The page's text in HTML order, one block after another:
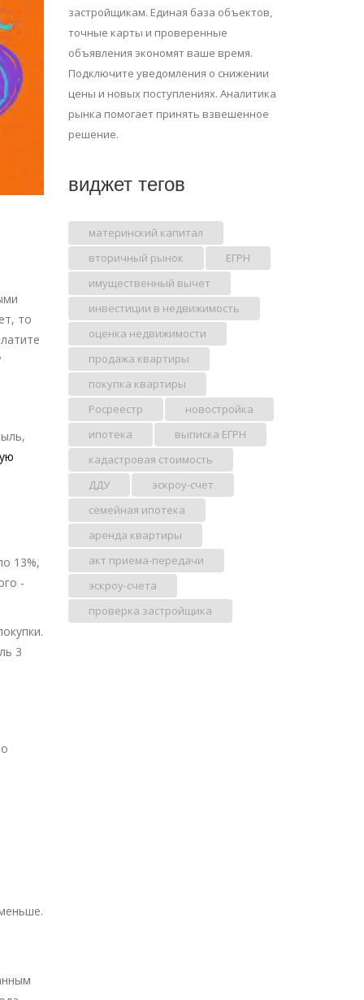
то
13%,
-
3
застройщикам. Единая база объектов,
точные карты и проверенные
объявления экономят ваше время.
Подключите уведомления о снижении
цены и новых поступлениях. Аналитика
рынка помогает принять взвешенное
решение.
виджет тегов
материнский капитал
вторичный рынок
ЕГРН
имущественный вычет
инвестиции в недвижимость
оценка недвижимости
продажа квартиры
покупка квартиры
Росреестр
новостройка
ипотека
выписка ЕГРН
кадастровая стоимость
ДДУ
эскроу-счет
семейная ипотека
аренда квартиры
акт приема-передачи
эскроу-счета
проверка застройщика